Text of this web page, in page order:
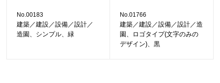
No.00183
建築／建設／設備／設計／
造園、シンプル、緑
No.01766
建築／建設／設備／設計／造
園、ロゴタイプ(文字のみの
デザイン)、黒